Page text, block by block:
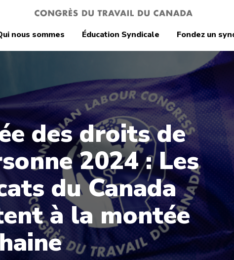
nous sommes Éducation Syndicale Fondez un
des droits de
2024 : Les
du Canada
à la montée